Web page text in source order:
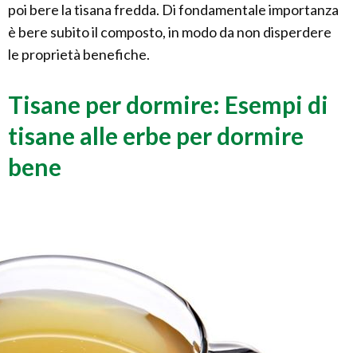
poi bere la tisana fredda. Di fondamentale importanza
è bere subito il composto, in modo da non disperdere
le proprietà benefiche.
Tisane per dormire: Esempi di
tisane alle erbe per dormire
bene